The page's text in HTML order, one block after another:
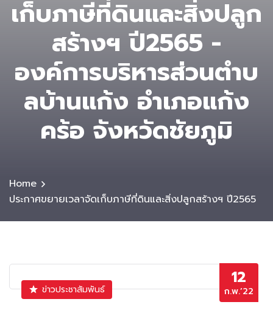
เก็บภาษีที่ดินและสิ่งปลูก
สร้างฯ ปี2565 -
องค์การบริหารส่วนตําบ
ลบ้านแก้ง อำเภอแก้ง
คร้อ จังหวัดชัยภูมิ
Home
ประกาศขยายเวลาจัดเก็บภาษีที่ดินและสิ่งปลูกสร้างฯ ปี2565
12
ก.พ.’22
ข่าวประชาสัมพันธ์